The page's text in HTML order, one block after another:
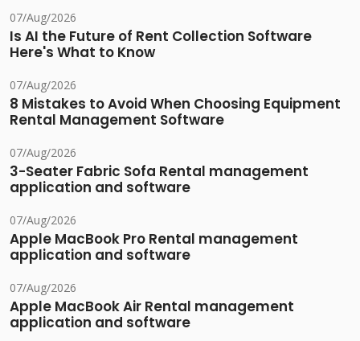
07/Aug/2026
Is AI the Future of Rent Collection Software
Here's What to Know
07/Aug/2026
8 Mistakes to Avoid When Choosing Equipment
Rental Management Software
07/Aug/2026
3-Seater Fabric Sofa Rental management
application and software
07/Aug/2026
Apple MacBook Pro Rental management
application and software
07/Aug/2026
Apple MacBook Air Rental management
application and software